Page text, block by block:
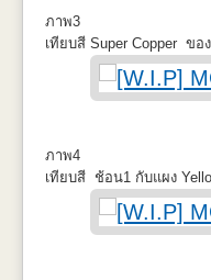
ตรงประตูเลื่อนได้มือจับจ
Cabin ที่นั่งด้านในมุมที่หนึ่
ภาพ3
เทียบสี Super Copper ขอ
ภาพ4
เทียบสี ช้อน1 กับแผง